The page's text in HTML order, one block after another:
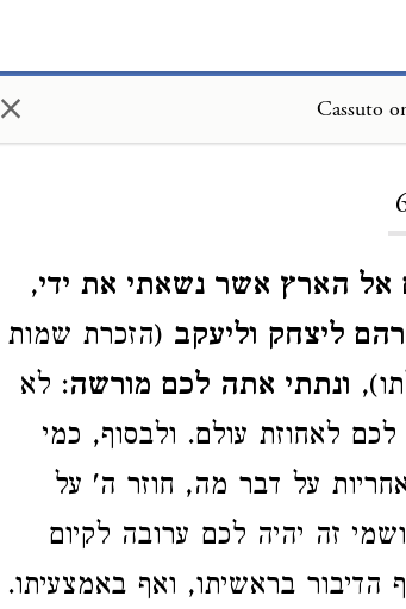
× Cassuto
אל הארץ אשר נשאתי את ידי,
ליצחק וליעקב (הזכרת שמות
ונתתי אתה לכם מורשה: לא
לאחוזת עולם. ולבסוף, כמי
על דבר מה, חוזר ה' על
זה יהיה לכם ערובה לקיום
הדיבור בראשיתו, ואף באמצעיתו.